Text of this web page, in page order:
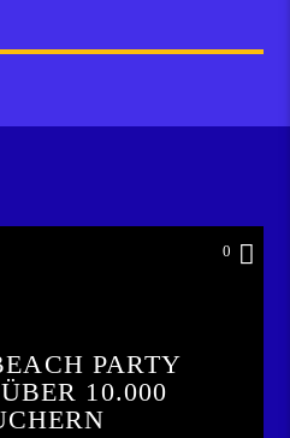
0
PARTY
10.000